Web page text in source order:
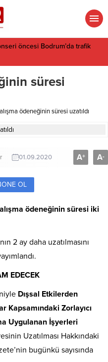
öncesi Bodrum’da trafik
süresi
ödeneğinin süresi uzatıldı
01.09.2020 A+ A-
OL
ödeneğinin süresi iki
2 ay daha uzatılmasını
EDECEK
Dışsal Etkilerden
Kapsamındaki Zorlayıcı
Uygulanan İşyerleri
Uzatılması Hakkındaki
bugünkü sayısında